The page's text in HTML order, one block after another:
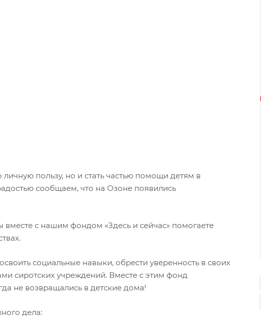
пользу, но и стать частью помощи детям в
сообщаем, что на Озоне появились
с нашим фондом «Здесь и сейчас» помогаете
социальные навыки, обрести уверенность в своих
сиротских учреждений. Вместе с этим фонд
не возвращались в детские дома!
дела: